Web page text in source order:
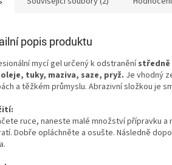
popis produktu
mycí gel určený k odstraněnístředně
tuky, maziva, saze, pryž. Je vhodný
a těžkém průmyslu. Abrazivní složkou je
ruce, naneste malé množství přípravku
Dobře opláchněte a osušte. Následně